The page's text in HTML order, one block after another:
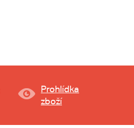
Prohlídka
zboží